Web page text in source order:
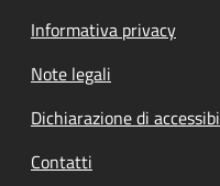
Informativa privacy
Note legali
Dichiarazione di
Contatti